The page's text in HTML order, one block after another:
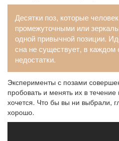
Десятки поз, которые
промежуточными или
одной привычной позиции.
сна не существует, в каждом
недостатки.
Эксперименты с позами
пробовать и менять их в течение
хочется. Что бы вы ни выбрали,
хорошо.